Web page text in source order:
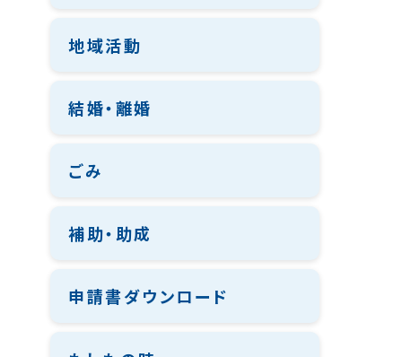
地域活動
結婚・離婚
ごみ
補助・助成
申請書ダウンロード